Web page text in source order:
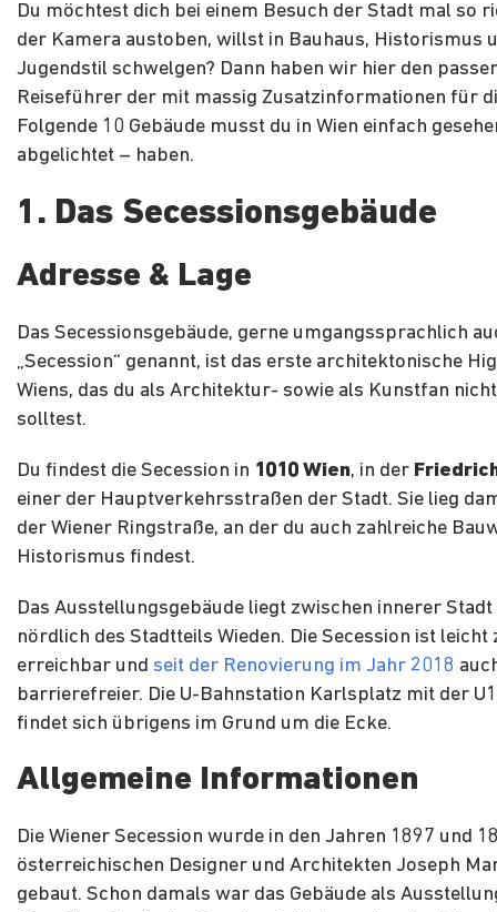
Du möchtest dich bei einem Besuch der Stadt mal so
der Kamera austoben, willst in Bauhaus, Historismus
Jugendstil schwelgen? Dann haben wir hier den
Reiseführer der mit massig Zusatzinformationen für
Folgende 10 Gebäude musst du in Wien einfach
abgelichtet – haben.
1. Das Secessionsgebäude
Adresse & Lage
Das Secessionsgebäude, gerne umgangssprachlich
„Secession“ genannt, ist das erste architektonische
Wiens, das du als Architektur- sowie als Kunstfan
solltest.
Du findest die Secession in 1010 Wien, in der
einer der Hauptverkehrsstraßen der Stadt. Sie lieg
der Wiener Ringstraße, an der du auch zahlreiche
Historismus findest.
Das Ausstellungsgebäude liegt zwischen innerer Stadt
nördlich des Stadtteils Wieden. Die Secession ist leicht
erreichbar und seit der Renovierung im Jahr 2018
barrierefreier. Die U-Bahnstation Karlsplatz mit der
findet sich übrigens im Grund um die Ecke.
Allgemeine Informationen
Die Wiener Secession wurde in den Jahren 1897 und
österreichischen Designer und Architekten Joseph
gebaut. Schon damals war das Gebäude als